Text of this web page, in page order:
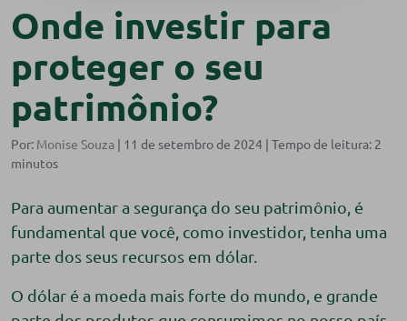
Onde investir para
proteger o seu
patrimônio?
Por: Monise Souza | 11 de setembro de 2024 |
Para aumentar a segurança do seu patrimônio, é
fundamental que você, como investidor, tenha uma
parte dos seus recursos em dólar.
O dólar é a moeda mais forte do mundo, e grande